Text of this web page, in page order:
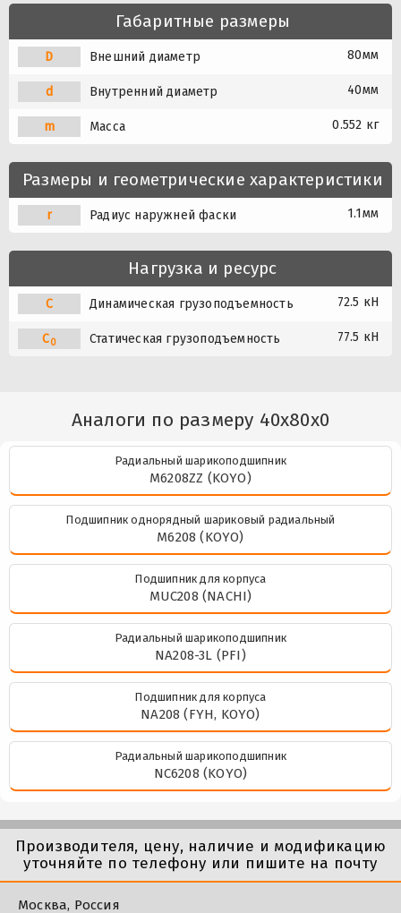
Габаритные размеры
D Внешний диаметр 80мм
d Внутренний диаметр 40мм
m Масса 0.552 кг
Размеры и геометрические характеристики
r Радиус наружней фаски 1.1мм
Нагрузка и ресурс
C Динамическая грузоподъемность 72.5 кН
C0 Статическая грузоподъемность 77.5 кН
Аналоги по размеру 40x80x0
Радиальный шарикоподшипник
M6208ZZ (KOYO)
Подшипник однорядный шариковый радиальный
M6208 (KOYO)
Подшипник для корпуса
MUC208 (NACHI)
Радиальный шарикоподшипник
NA208-3L (PFI)
Подшипник для корпуса
NA208 (FYH, KOYO)
Радиальный шарикоподшипник
NC6208 (KOYO)
Производителя, цену, наличие и модификацию
уточняйте по телефону или пишите на почту
Москва, Россия